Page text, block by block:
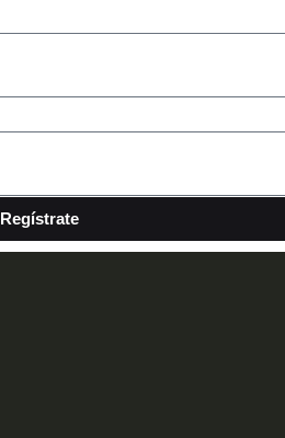
Regístrate